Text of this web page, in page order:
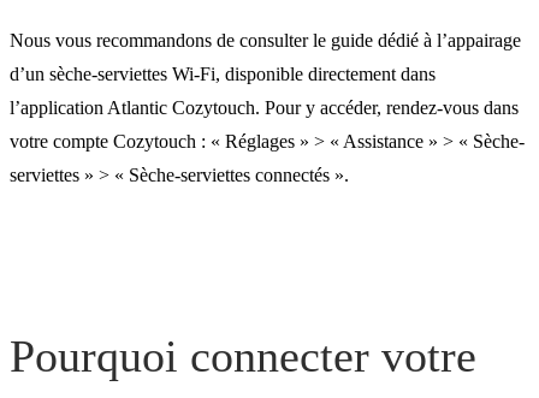
Comment ajouter un
serviettes connecté Wi-Fi
l’application Atlantic
Cozytouch ?
Nous vous recommandons de consulter le guide dédié à l’appairage
d’un sèche-serviettes Wi-Fi, disponible directement dans
l’application Atlantic Cozytouch. Pour y accéder, rendez-vous dans
votre compte Cozytouch : « Réglages » > « Assistance » > « Sèche-
serviettes » > « Sèche-serviettes connectés ».
Pourquoi connecter votre